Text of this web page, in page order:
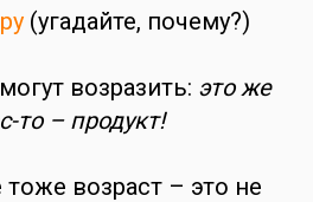
(угадайте, почему?)
возразить: это же
то – продукт!
тоже возраст – это не